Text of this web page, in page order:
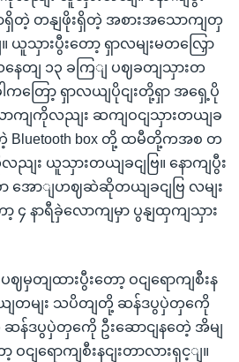
တဲ့ တနျဖိုးရှိတဲ့ အစားအသောကျတှ
သှားပွီးတော့ ရှာလမျးမတလြှော
တျ ၁၃ ခကြျ ပဈခတျသှားတ
တြော့ ရှာလယျပိုငျးတို့ရှာ အရှေ့ပို
ာကျကိုလညျး ဆကျဝငျသှားတယျခ
တဲ့ Bluetooth box တို့ ထမီတို့ကအစ တ
ျး ယူသှားတယျခငျဗြ။ နောကျပွီး
ာ အောျဟဈဆဲဆိုတယျခငျဗြ လမျး
၄ နာရီခှဲလောကျမှာ ပွနျထှကျသှား
ဈမှတျထားပွီးတော့ ဝငျရောကျစီးန
တမျး သပိတျတို့ ဆန်ဒပွပှဲတှကေို
ဆန်ဒပွပှဲတှကေို ဦးဆောငျနတေဲ့ အိမျ
ျရောကျစီးနငျးတာလားရှင့ျ။